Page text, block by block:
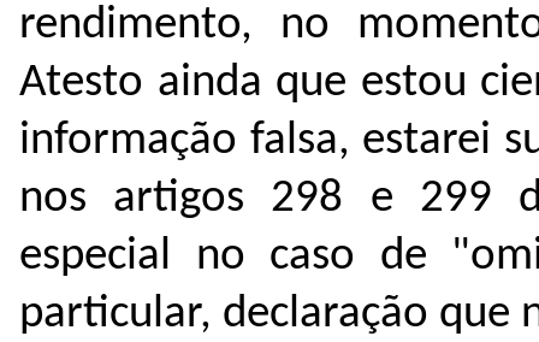
rendimento, no
Atesto ainda que estou
informação falsa, estarei
nos artigos 298 e 299
especial no caso de
particular, declaração que